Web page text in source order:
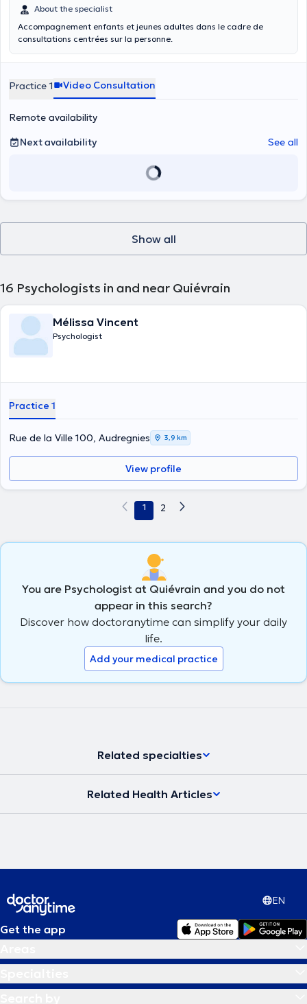
About the specialist
Accompagnement enfants et jeunes adultes dans le cadre de
consultations centrées sur la personne.
Practice 1 Video Consultation
Remote availability
Next availability
See all
Show all
16 Psychologists in and near Quiévrain
Mélissa Vincent
Psychologist
Practice 1
Rue de la Ville 100, Audregnies 3,9 km
View profile
1 2
You are Psychologist at Quiévrain and you do not
appear in this search?
Discover how doctoranytime can simplify your daily
life.
Add your medical practice
Related specialties
Related Health Articles
EN
Get the app